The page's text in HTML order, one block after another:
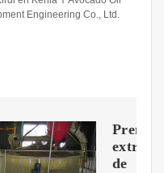
Engineering Co., Ltd.
Prensa
de